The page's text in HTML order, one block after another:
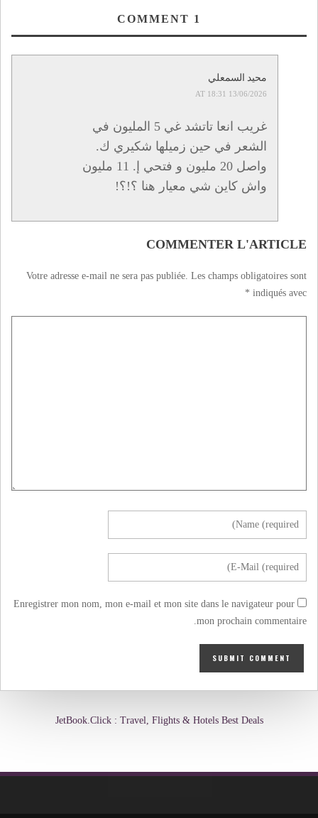
1
محيد السمعلي
13/06/2026 AT 18:31
غريب انعا تاتشد غي 5 المليون في
الشعر في حين زميلها شكيري ك.
واصل 20 مليون و فتحي إ. 11 مليون
واش كاين شي معيار هنا ؟!؟!
COMMENTER L'ARTICLE
Votre adresse e-mail ne sera pas publiée. Les champs obligatoires sont
indiqués avec
*
Enregistrer mon nom, mon e-mail et mon site dans le navigateur pour
mon prochain commentaire.
JetBook.Click : Travel, Flights & Hotels Best Deals